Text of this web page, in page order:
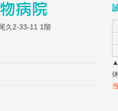
久2-33-11 1階